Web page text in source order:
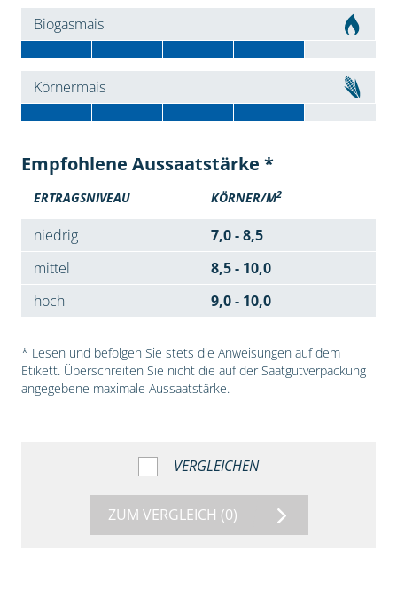
Biogasmais
Körnermais
Empfohlene Aussaatstärke *
ERTRAGSNIVEAU KÖRNER/M2
niedrig
7,0 - 8,5
mittel
8,5 - 10,0
hoch
9,0 - 10,0
* Lesen und befolgen Sie stets die Anweisungen auf dem
Etikett. Überschreiten Sie nicht die auf der Saatgutverpackung
angegebene maximale Aussaatstärke.
VERGLEICHEN
ZUM VERGLEICH (0)